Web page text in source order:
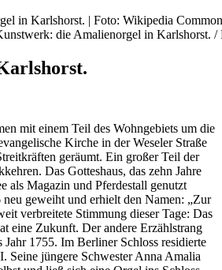
die Amalienorgel in Karlshorst.
mit einem Teil des Wohngebiets um die
Kirche in der Weseler Straße
geräumt. Ein großer Teil der
Das Gotteshaus, das zehn Jahre
als Magazin und Pferdestall genutzt
geweiht und erhielt den Namen: „Zur
verbreitete Stimmung dieser Tage: Das
eine Zukunft. Der andere Erzählstrang
1755. Im Berliner Schloss residierte
Seine jüngere Schwester Anna Amalia